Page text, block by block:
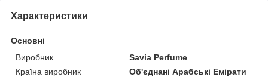
Характеристики
Основні
Виробник
Savia Perfume
Країна виробник
Об'єднані Арабські Емірати